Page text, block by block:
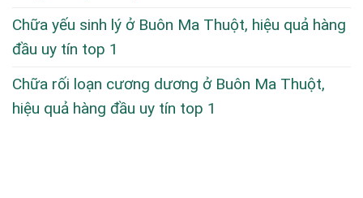
Chữa yếu sinh lý ở Buôn Ma Thuột, hiệu quả hàng
đầu uy tín top 1
Chữa rối loạn cương dương ở Buôn Ma Thuột,
hiệu quả hàng đầu uy tín top 1